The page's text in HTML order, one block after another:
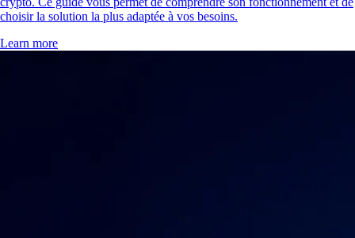
choisir la solution la plus adaptée à vos besoins.
Learn more